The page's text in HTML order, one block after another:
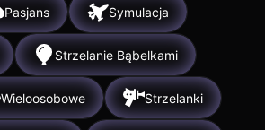
Pasjans Symulacja
Strzelanie Bąbelkami
Wieloosobowe Strzelanki